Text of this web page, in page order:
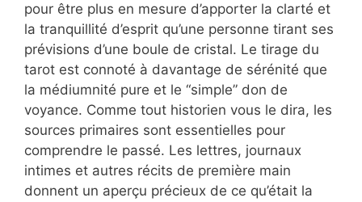
pour être plus en mesure d’apporter la clarté et
la tranquillité d’esprit qu’une personne tirant ses
prévisions d’une boule de cristal. Le tirage du
tarot est connoté à davantage de sérénité que
la médiumnité pure et le “simple” don de
voyance. Comme tout historien vous le dira, les
sources primaires sont essentielles pour
comprendre le passé. Les lettres, journaux
intimes et autres récits de première main
donnent un aperçu précieux de ce qu’était la